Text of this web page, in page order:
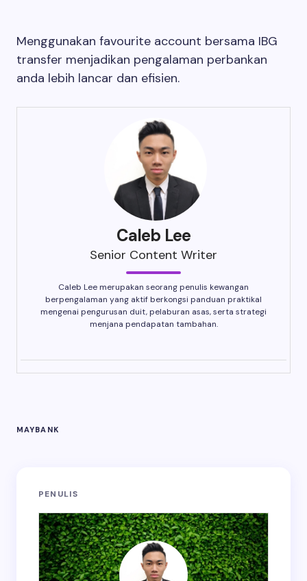
Menggunakan favourite account bersama IBG
transfer menjadikan pengalaman perbankan
anda lebih lancar dan efisien.
Caleb Lee
Senior Content Writer
Caleb Lee merupakan seorang penulis kewangan
berpengalaman yang aktif berkongsi panduan praktikal
mengenai pengurusan duit, pelaburan asas, serta strategi
menjana pendapatan tambahan.
MAYBANK
PENULIS